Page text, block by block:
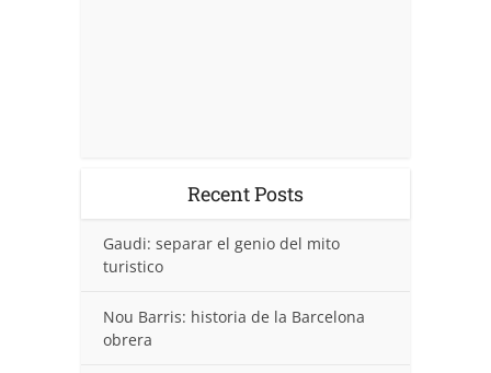
Recent Posts
Gaudi: separar el genio del mito
turistico
Nou Barris: historia de la Barcelona
obrera